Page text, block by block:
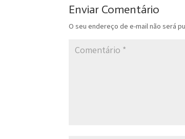
Enviar Comentário
O seu endereço de e-mail não será